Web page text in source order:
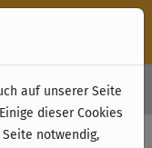
Deutschlands)
auf unserer Seite
dieser Cookies
notwendig,